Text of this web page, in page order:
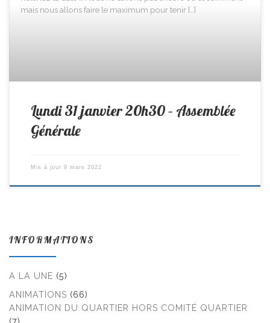
mais nous allons faire le maximum pour tenir […]
Lundi 31 janvier 20h30 – Assemblée
Générale
Mis à jour 9 mars 2022
INFORMATIONS
A LA UNE (5)
ANIMATIONS (66)
ANIMATION DU QUARTIER HORS COMITÉ QUARTIER